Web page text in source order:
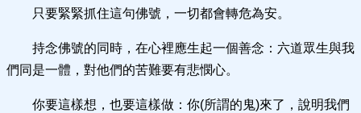
只要緊緊抓住這句佛號，一切都會轉危為安。
持念佛號的同時，在心裡應生起一個善念：六道眾生與我
們同是一體，對他們的苦難要有悲憫心。
你要這樣想，也要這樣做：你(所謂的鬼)來了，說明我們